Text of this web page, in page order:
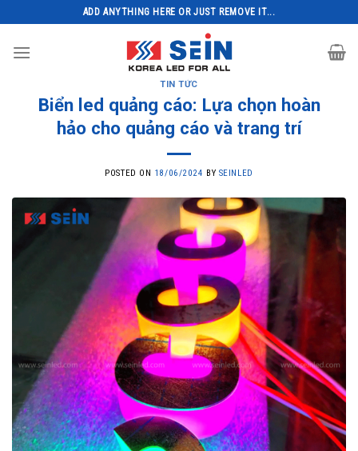
to
content
ADD ANYTHING HERE OR JUST REMOVE IT...
TIN TỨC
Biển led quảng cáo: Lựa chọn hoàn
hảo cho quảng cáo và trang trí
POSTED ON 18/06/2024 BY SEINLED